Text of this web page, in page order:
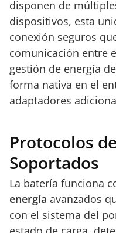
disponen de
dispositivos, esta
conexión seguros
comunicación entre
gestión de energía
forma nativa en el
adaptadores
Protocolos
Soportados
La batería funciona
energía avanzados
con el sistema del